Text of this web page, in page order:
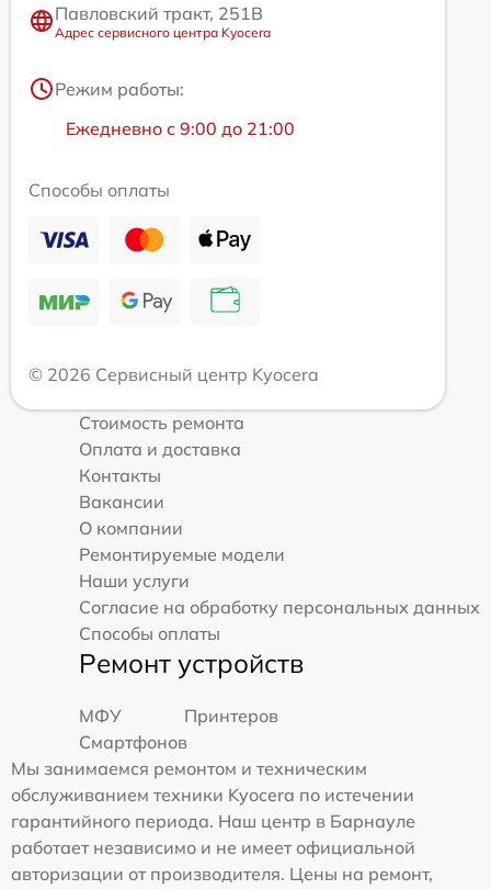
Павловский тракт, 251В
Адрес сервисного центра Kyocera
Режим работы:
Ежедневно с 9:00 до 21:00
Способы оплаты
© 2026 Сервисный центр Kyocera
Стоимость ремонта
Оплата и доставка
Контакты
Вакансии
О компании
Ремонтируемые модели
Наши услуги
Согласие на обработку персональных данных
Способы оплаты
Ремонт устройств
МФУ
Принтеров
Смартфонов
Мы занимаемся ремонтом и техническим
обслуживанием техники Kyocera по истечении
гарантийного периода. Наш центр в Барнауле
работает независимо и не имеет официальной
авторизации от производителя. Цены на ремонт,